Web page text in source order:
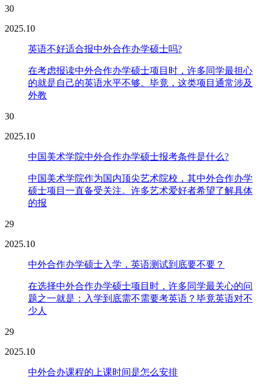
30
2025.10
英语不好适合报中外合作办学硕士吗?
在考虑报读中外合作办学硕士项目时，许多同学最担心
的就是自己的英语水平不够。毕竟，这类项目通常涉及
外教
30
2025.10
中国美术学院中外合作办学硕士报考条件是什么?
中国美术学院作为国内顶尖艺术院校，其中外合作办学
硕士项目一直备受关注。许多艺术爱好者希望了解具体
的报
29
2025.10
中外合作办学硕士入学，英语测试到底要不要？
在选择中外合作办学硕士项目时，许多同学最关心的问
题之一就是：入学到底需不需要考英语？毕竟英语对不
少人
29
2025.10
中外合办课程的上课时间是怎么安排